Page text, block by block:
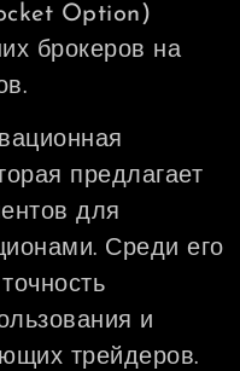
Option)
брокеров на
предлагает
для
Среди его
и
трейдеров.